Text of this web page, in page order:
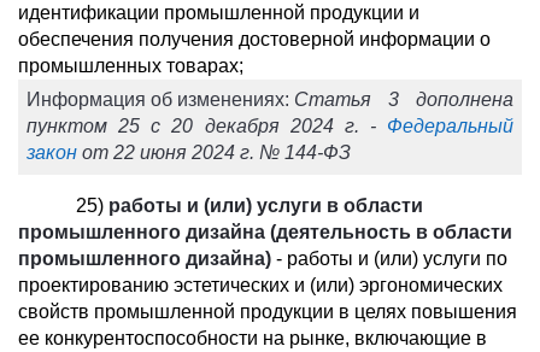
идентификации промышленной продукции и
обеспечения получения достоверной информации о
промышленных товарах;
Информация об изменениях: Статья 3 дополнена
пунктом 25 с 20 декабря 2024 г. - Федеральный
законот 22 июня 2024 г. № 144-ФЗ
25) работы и (или) услуги в области
промышленного дизайна (деятельность в области
промышленного дизайна) - работы и (или) услуги по
проектированию эстетических и (или) эргономических
свойств промышленной продукции в целях повышения
ее конкурентоспособности на рынке, включающие в